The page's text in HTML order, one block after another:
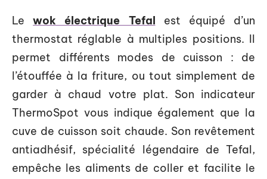
Lewok électrique Tefal est équipé d’un
thermostat réglable à multiples positions. Il
permet différents modes de cuisson : de
l’étouffée à la friture, ou tout simplement de
garder à chaud votre plat. Son indicateur
ThermoSpot vous indique également que la
cuve de cuisson soit chaude. Son revêtement
antiadhésif, spécialité légendaire de Tefal,
empêche les aliments de coller et facilite le